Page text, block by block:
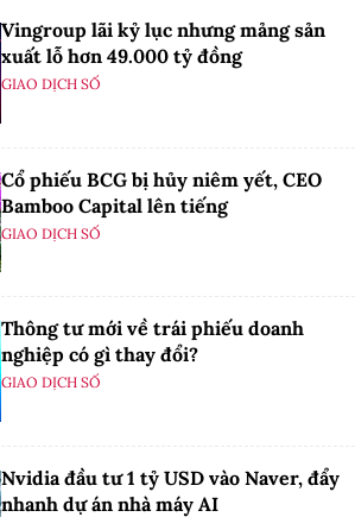
Vingroup lãi kỷ lục nhưng mảng sản
xuất lỗ hơn 49.000 tỷ đồng
GIAO DỊCH SỐ
Cổ phiếu BCG bị hủy niêm yết, CEO
Bamboo Capital lên tiếng
GIAO DỊCH SỐ
Thông tư mới về trái phiếu doanh
nghiệp có gì thay đổi?
GIAO DỊCH SỐ
Nvidia đầu tư 1 tỷ USD vào Naver, đẩy
nhanh dự án nhà máy AI